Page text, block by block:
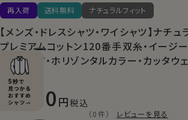
再入荷 送料無料 ナチュラルフィット
【メンズ・ドレスシャツ・ワイシャツ】ナチュ
プレミアムコットン120番手双糸・イージ
スフォード・ホリゾンタルカラー・カッタウ
無し
8,800 税込
（0件） レビューを見る